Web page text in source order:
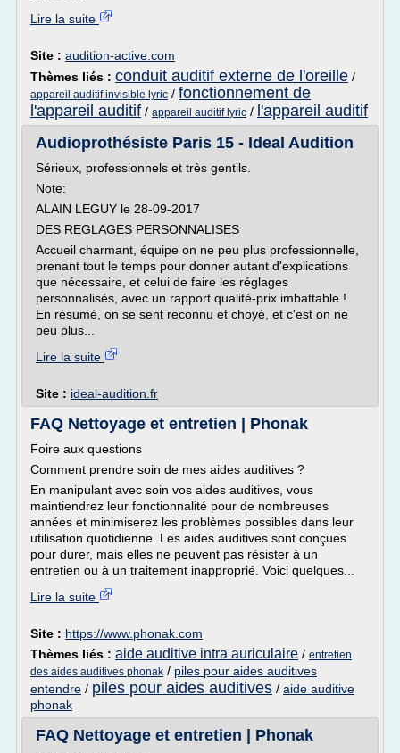
Lire la suite
Site : audition-active.com
Thèmes liés : conduit auditif externe de l'oreille /
appareil auditif invisible lyric / fonctionnement de
l'appareil auditif / appareil auditif lyric / l'appareil auditif
Audioprothésiste Paris 15 - Ideal Audition
Sérieux, professionnels et très gentils.
Note:
ALAIN LEGUY le 28-09-2017
DES REGLAGES PERSONNALISES
Accueil charmant, équipe on ne peu plus professionnelle,
prenant tout le temps pour donner autant d'explications
que nécessaire, et celui de faire les réglages
personnalisés, avec un rapport qualité-prix imbattable !
En résumé, on se sent reconnu et choyé, et c'est on ne
peu plus...
Lire la suite
Site : ideal-audition.fr
FAQ Nettoyage et entretien | Phonak
Foire aux questions
Comment prendre soin de mes aides auditives ?
En manipulant avec soin vos aides auditives, vous
maintiendrez leur fonctionnalité pour de nombreuses
années et minimiserez les problèmes possibles dans leur
utilisation quotidienne. Les aides auditives sont conçues
pour durer, mais elles ne peuvent pas résister à un
entretien ou à un traitement inapproprié. Voici quelques...
Lire la suite
Site : https://www.phonak.com
Thèmes liés : aide auditive intra auriculaire / entretien
des aides auditives phonak / piles pour aides auditives
entendre / piles pour aides auditives / aide auditive
phonak
FAQ Nettoyage et entretien | Phonak